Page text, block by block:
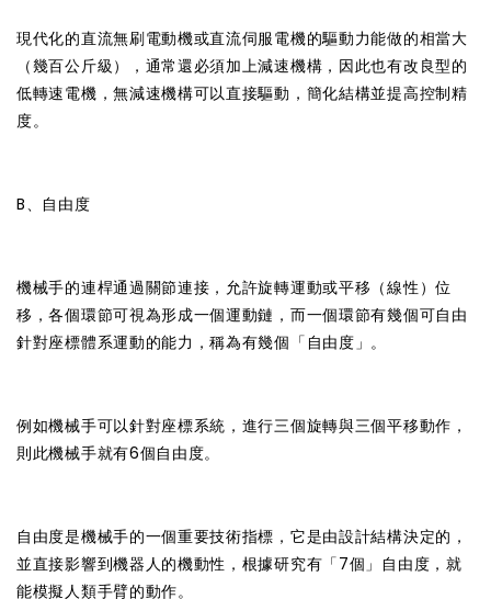
現代化的直流無刷電動機或直流伺服電機的驅動力能做的相當大
（幾百公斤級），通常還必須加上減速機構，因此也有改良型的
低轉速電機，無減速機構可以直接驅動，簡化結構並提高控制精
度。
B、自由度
機械手的連桿通過關節連接，允許旋轉運動或平移（線性）位
移，各個環節可視為形成一個運動鏈，而一個環節有幾個可自由
針對座標體系運動的能力，稱為有幾個「自由度」。
例如機械手可以針對座標系統，進行三個旋轉與三個平移動作，
則此機械手就有6個自由度。
自由度是機械手的一個重要技術指標，它是由設計結構決定的，
並直接影響到機器人的機動性，根據研究有「7個」自由度，就
能模擬人類手臂的動作。